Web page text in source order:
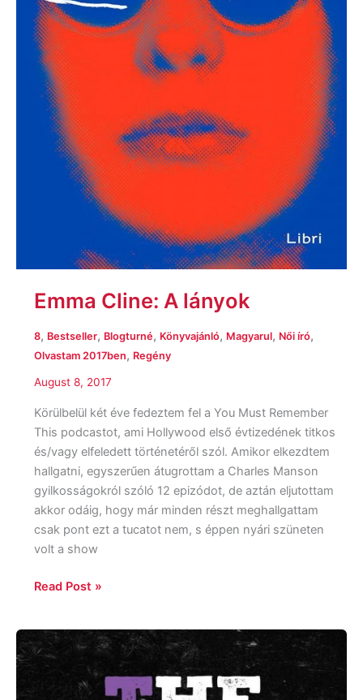
Emma Cline: A lányok
8, Bestseller, Blogturné, Könyvajánló, Magyarul, Női író,
Olvastam 2017ben, Regény
August 8, 2017
Körülbelül két éve fedeztem fel a You Must Remember
This podcastot, ami Hollywood első évtizedének titkos
és/vagy elfeledett történetéről szól. Amikor elkezdtem
hallgatni, egyszerűen átugrottam a Charles Manson
gyilkosságokról szóló 12 epizódot, de aztán eljutottam
akkor odáig, hogy már minden részt meghallgattam
csak pont ezt a tucatot nem, s éppen nyári szüneten
volt a show
Read Post »
Angie
Thomas: